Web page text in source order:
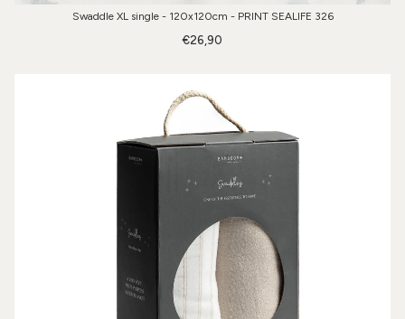
Swaddle XL single - 120x120cm - PRINT SEALIFE 326
€26,90